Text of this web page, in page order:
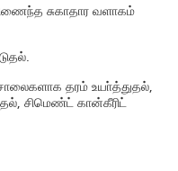
சுகாதார வளாகம்
தரம் உயா்த்துதல்,
சிமெண்ட் கான்கீரிட்